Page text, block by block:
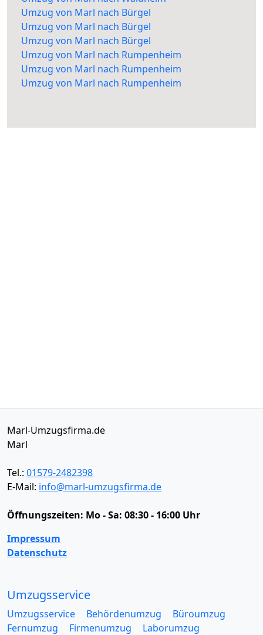
Umzug von Marl nach Bürgel
Umzug von Marl nach Bürgel
Umzug von Marl nach Bürgel
Umzug von Marl nach Rumpenheim
Umzug von Marl nach Rumpenheim
Umzug von Marl nach Rumpenheim
Marl-Umzugsfirma.de
Marl
Tel.: 01579-2482398
E-Mail: info@marl-umzugsfirma.de
Öffnungszeiten: Mo - Sa: 08:30 - 16:00 Uhr
Impressum
Datenschutz
Umzugsservice
Umzugsservice Behördenumzug
Büroumzug
Fernumzug
Firmenumzug
Laborumzug